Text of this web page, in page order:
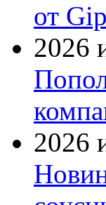
от
2026
2026